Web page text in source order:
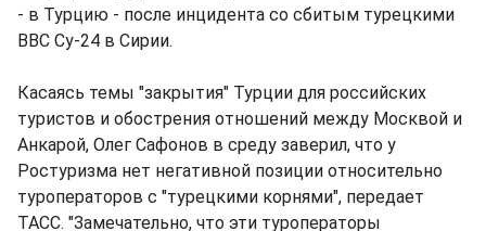
- в Турцию - после инцидента со сбитым турецкими
ВВС Су-24 в Сирии.
Касаясь темы "закрытия" Турции для российских
туристов и обострения отношений между Москвой и
Анкарой, Олег Сафонов в среду заверил, что у
Ростуризма нет негативной позиции относительно
туроператоров с "турецкими корнями", передает
ТАСС. "Замечательно, что эти туроператоры